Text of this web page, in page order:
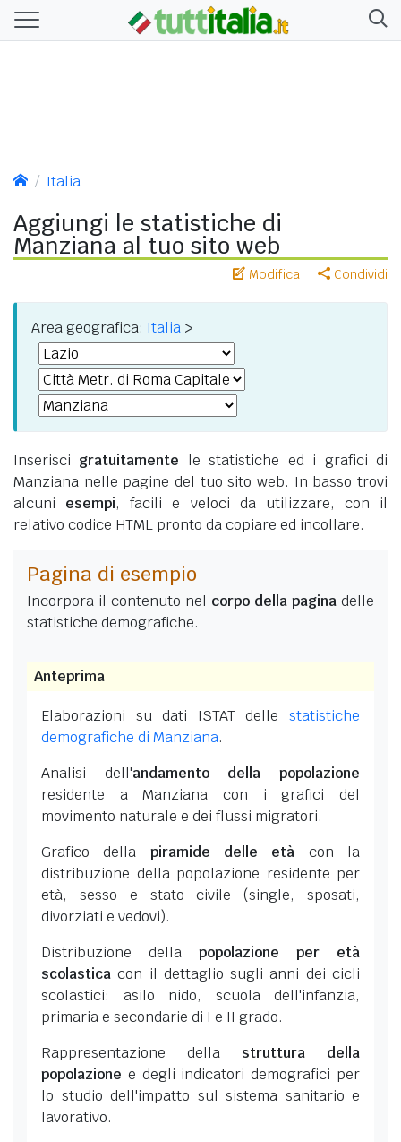
Italia
Aggiungi le statistiche di
Manziana al tuo sito web
Modifica Condividi
Area geografica: Italia >
Inserisci gratuitamente le statistiche ed i grafici di
Manziana nelle pagine del tuo sito web. In basso trovi
alcuni esempi, facili e veloci da utilizzare, con il
relativo codice HTML pronto da copiare ed incollare.
Pagina di esempio
Incorpora il contenuto nel corpo della pagina delle
statistiche demografiche.
Anteprima
Elaborazioni su dati ISTAT delle statistiche
demografiche di Manziana.
Analisi dell'andamento della popolazione
residente a Manziana con i grafici del
movimento naturale e dei flussi migratori.
Grafico della piramide delle età con la
distribuzione della popolazione residente per
età, sesso e stato civile (single, sposati,
divorziati e vedovi).
Distribuzione della popolazione per età
scolastica con il dettaglio sugli anni dei cicli
scolastici: asilo nido, scuola dell'infanzia,
primaria e secondarie di I e II grado.
Rappresentazione della struttura della
popolazione e degli indicatori demografici per
lo studio dell'impatto sul sistema sanitario e
lavorativo.